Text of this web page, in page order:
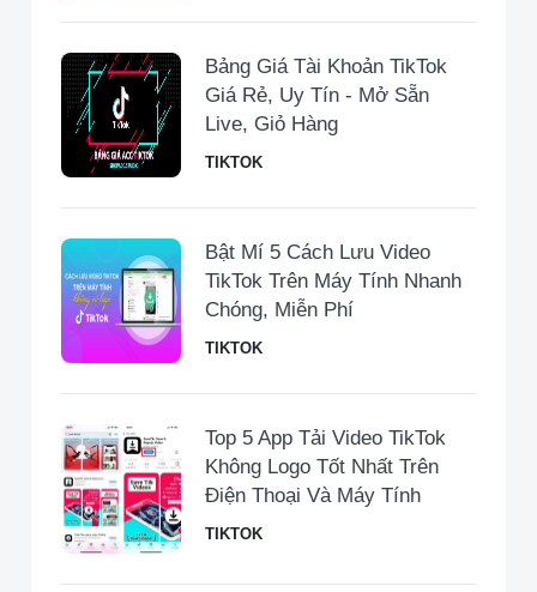
Bảng Giá Tài Khoản TikTok
Giá Rẻ, Uy Tín - Mở Sẵn
Live, Giỏ Hàng
TIKTOK
Bật Mí 5 Cách Lưu Video
TikTok Trên Máy Tính Nhanh
Chóng, Miễn Phí
TIKTOK
Top 5 App Tải Video TikTok
Không Logo Tốt Nhất Trên
Điện Thoại Và Máy Tính
TIKTOK